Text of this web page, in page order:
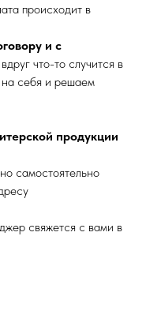
происходит в
и с
что-то случится в
на себя и решаем
продукции
самостоятельно
свяжется с вами в